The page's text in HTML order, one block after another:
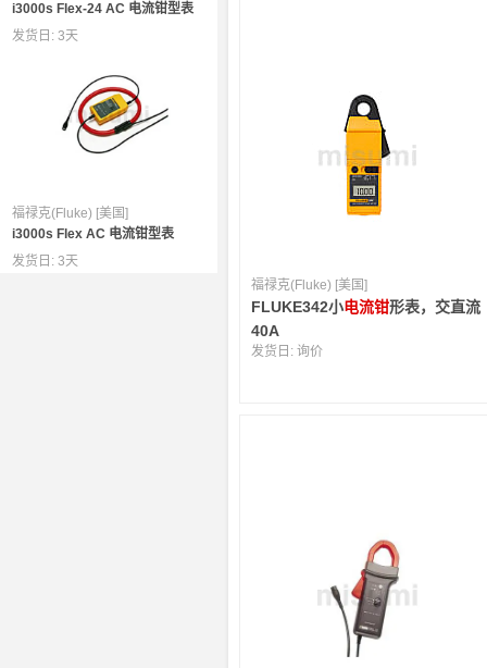
i3000s Flex-24 AC 电流钳型表
发货日: 3天
福禄克(Fluke) [美国]
i3000s Flex AC 电流钳型表
发货日: 3天
福禄克(Fluke) [美国]
FLUKE342小电流钳形表，交直流
40A
发货日:询价